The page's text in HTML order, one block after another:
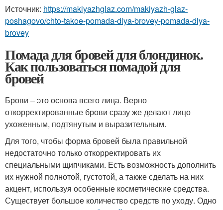
Источник: https://makiyazhglaz.com/makiyazh-glaz-
poshagovo/chto-takoe-pomada-dlya-brovey-pomada-dlya-
brovey
Помада для бровей для блондинок.
Как пользоваться помадой для
бровей
Брови – это основа всего лица. Верно
откорректированные брови сразу же делают лицо
ухоженным, подтянутым и выразительным.
Для того, чтобы форма бровей была правильной
недостаточно только откорректировать их
специальными щипчиками. Есть возможность дополнить
их нужной полнотой, густотой, а также сделать на них
акцент, используя особенные косметические средства.
Существует большое количество средств по уходу. Одно